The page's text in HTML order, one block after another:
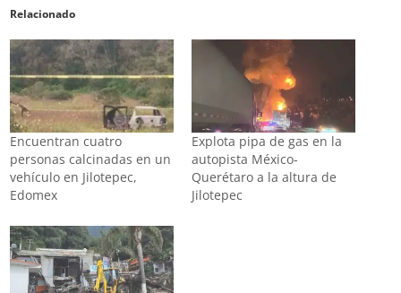
Relacionado
Encuentran cuatro
personas calcinadas en un
vehículo en Jilotepec,
Edomex
Explota pipa de gas en la
autopista México-
Querétaro a la altura de
Jilotepec